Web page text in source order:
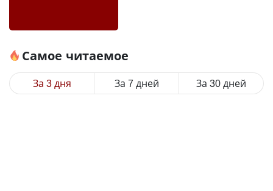
Самое читаемое
За 3 дня За 7 дней За 30 дней